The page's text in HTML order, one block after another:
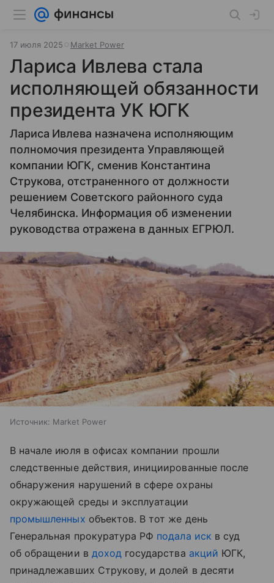
17 июля 2025 Market Power
Лариса Ивлева стала
исполняющей обязанности
президента УК ЮГК
Лариса Ивлева назначена исполняющим
полномочия президента Управляющей
компании ЮГК, сменив Константина
Струкова, отстраненного от должности
решением Советского районного суда
Челябинска. Информация об изменении
руководства отражена в данных ЕГРЮЛ.
Источник: Market Power
В начале июля в офисах компании прошли
следственные действия, инициированные после
обнаружения нарушений в сфере охраны
окружающей среды и эксплуатации
промышленных объектов. В тот же день
Генеральная прокуратура РФ подала иск в суд
об обращении в доход государства акций ЮГК,
принадлежавших Струкову, и долей в десяти